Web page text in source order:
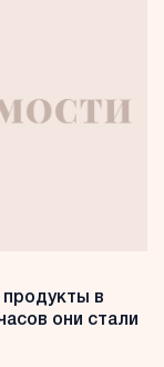
в
они стали